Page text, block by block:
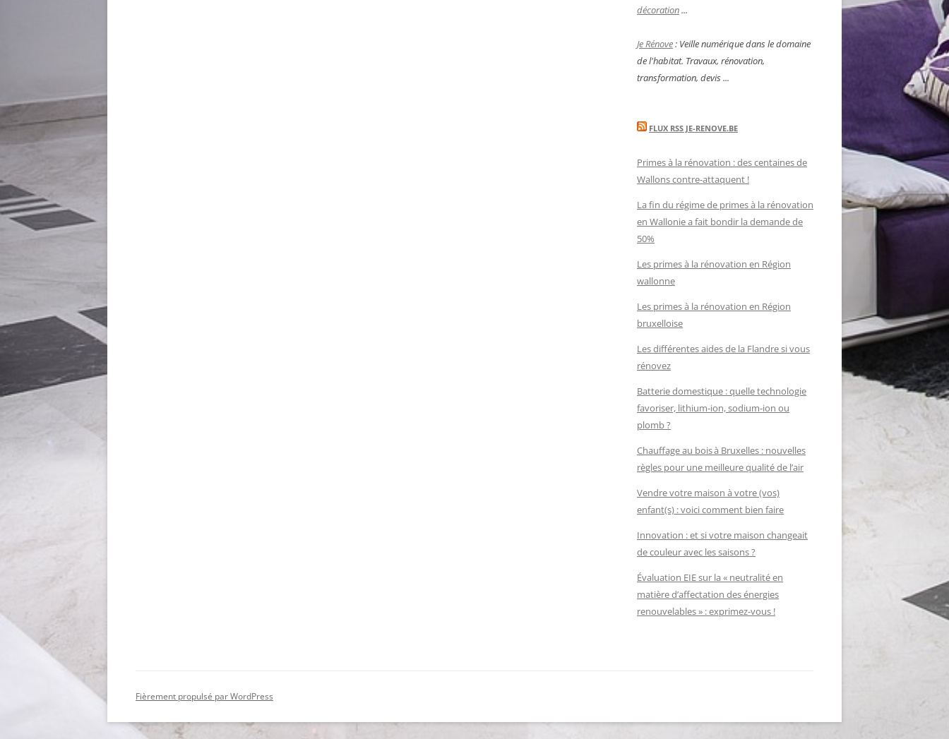
décoration...
Je Rénove: Veille numérique dans le domaine
de l'habitat. Travaux, rénovation,
transformation, devis ...
FLUX RSS JE-RENOVE.BE
Primes à la rénovation : des centaines de
Wallons contre-attaquent !
La fin du régime de primes à la rénovation
en Wallonie a fait bondir la demande de
50%
Les primes à la rénovation en Région
wallonne
Les primes à la rénovation en Région
bruxelloise
Les différentes aides de la Flandre si vous
rénovez
Batterie domestique : quelle technologie
favoriser, lithium-ion, sodium-ion ou
plomb ?
Chauffage au bois à Bruxelles : nouvelles
règles pour une meilleure qualité de l’air
Vendre votre maison à votre (vos)
enfant(s) : voici comment bien faire
Innovation : et si votre maison changeait
de couleur avec les saisons ?
Évaluation EIE sur la « neutralité en
matière d’affectation des énergies
renouvelables » : exprimez-vous !
Fièrement propulsé par WordPress